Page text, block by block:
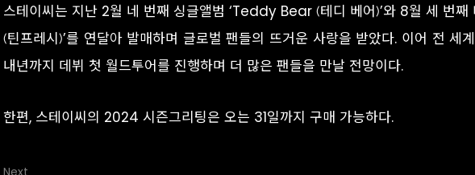
스테이씨는 지난 2월 네 번째 싱글앨범 ‘Teddy Bear (테디 베어)’와 8월 세 번째
(틴프레시)’를 연달아 발매하며 글로벌 팬들의 뜨거운 사랑을 받았다. 이어 전 세
내년까지 데뷔 첫 월드투어를 진행하며 더 많은 팬들을 만날 전망이다.
한편, 스테이씨의 2024 시즌그리팅은 오는 31일까지 구매 가능하다.